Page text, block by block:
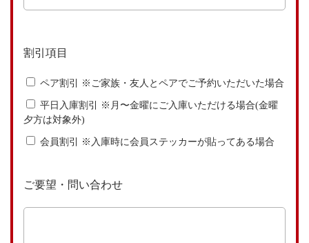
割引項目
ペア割引 ※ご家族・友人とペアでご予約いただいた場合
平日入庫割引 ※月〜金曜にご入庫いただける場合(金曜
夕方は対象外)
会員割引 ※入庫時に会員ステッカーが貼ってある場合
ご要望・問い合わせ